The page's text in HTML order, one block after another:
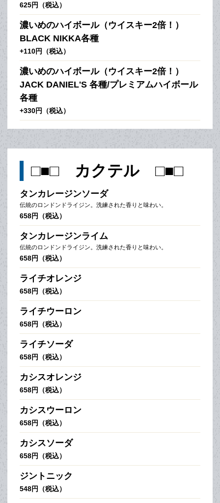
625円（税込）
濃いめのハイボール（ウイスキー2倍！）
BLACK NIKKA各種
+110円（税込）
濃いめのハイボール（ウイスキー2倍！）
JACK DANIEL'S 各種/プレミアムハイボール
各種
+330円（税込）
□■□ カクテル □■□
タンカレージンソーダ
伝統のロンドンドライジン。洗練された香りと味わい。
658円（税込）
タンカレージンライム
伝統のロンドンドライジン。洗練された香りと味わい。
658円（税込）
ライチオレンジ
658円（税込）
ライチウーロン
658円（税込）
ライチソーダ
658円（税込）
カシスオレンジ
658円（税込）
カシスウーロン
658円（税込）
カシスソーダ
658円（税込）
ジントニック
548円（税込）